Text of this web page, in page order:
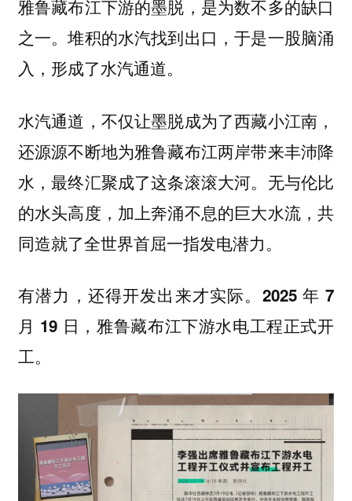
雅鲁藏布江下游的墨脱，是为数不多的缺口
之一。堆积的水汽找到出口，于是一股脑涌
入，形成了水汽通道。
水汽通道，不仅让墨脱成为了西藏小江南，
还源源不断地为雅鲁藏布江两岸带来丰沛降
水，最终汇聚成了这条滚滚大河。无与伦比
的水头高度，加上奔涌不息的巨大水流，共
同造就了全世界首屈一指发电潜力。
有潜力，还得开发出来才实际。 2025 年 7
月 19 日，雅鲁藏布江下游水电工程正式开
工。